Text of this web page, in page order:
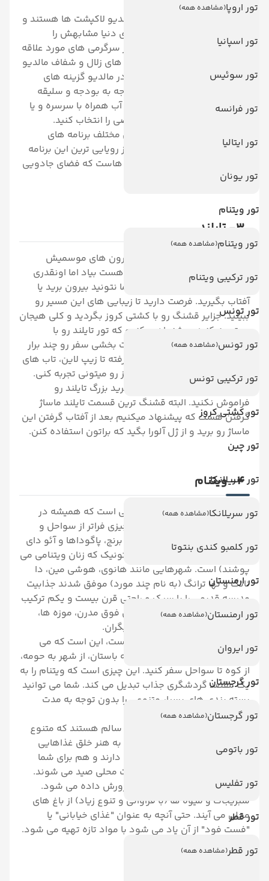
تور اروپا(مشاهده همه)
تور اسپانیا
تور سوئیس
تور فرانسه
تور ایتالیا
تور یونان
تور ویتنام
تور ویتنام(مشاهده همه)
تور ترکیبی ویتنام
تور تونس
تور تونس(مشاهده همه)
تور ترکیبی تونس
تور کشتی کروز
تور چین
تور سریلانکا
تور سریلانکا(مشاهده همه)
تور کلمبو کندی بنتوتا
تور ارمنستان
تور ارمنستان(مشاهده همه)
تور ایروان
تور گرجستان
تور گرجستان(مشاهده همه)
تور باتومی
تور تفلیس
تور قطر
تور قطر(مشاهده همه)
یکی از جاذبه های بسیار زیبا مالدیو لاکپشت ها هستند و
دنیای زیر آب آن که در هیچ کجای دنیا مشابهش را
نخواهید دید. اگر غواصی یکی از سرگرمی های مورد علاقه
شماست قطعا باید دنیای زیر آب های زلال و شفاف مالدیو
را تجربه کنید. برای انتخاب هتل در مالدیو گزینه های
مختلفی وجود دارد که شما باتوجه به بودجه و سلیقه
خودتون می تونید ویلاهای روی آب همراه با سرسره و یا
ویلاهای ساحلی با استخر اختصاصی را انتخاب کنید.
همانطور که گفته شد هتل های مختلف برنامه های
مختلفی را ارائه می دهند، یکی از رویایی ترین این برنامه
ها شام رومانتیک زیر نور ستاره هاست که فضای جادویی
را برای شما رقم می زند.
3- تایلند
توی عید هوای تایلند هنوز به بارون های موسمیش
نرسیده. البته یکم بارون ممکن هست بیاد اما اونقدری
نیست که آزار دهنده باشه و شما نتونید بیرون برید یا
آفتاب بگیرید. فرصت دارید تا زیبایی های این مسیر رو
ببینید. جزایر قشنگ رو با کشتی کروز بگردید و کلی هیجان
رو تجربه کنید. پیشنهاد میکنیم که تور تایلند رو با
دوستاتون برید که هیجان و لذت بخشی سفر رو چند برار
می کنه. از تفریحات ام تی وی گرفته تا زیپ لاین، تاب های
ماورایی و کلاس آشپزی همه چیز رو میتونی تجربه کنی.
بازدید از معابد و خرید از مراکز خرید بزرگ تایلند رو
فراموش نکنید. البته قشنگ ترین قسمت تایلند ماساژ
گرفتن هست که پیشنهاد میکنیم بعد از آفتاب گرفتن این
ماساژ رو برید و از ژل آلورا بگید که براتون استفاده کنن.
4- ویتنام
سفر به آسیای شرقی از سفرهایی است که همیشه در
خاطرتان می ماند. البته، ویتنام چیزی فراتر از سواحل و
جنگل ها، شالیزارها و آبشارهای برنج، پاگوداها و آئو دای
(کت و شلوار سنتی ابریشمی و تونیک که زنان ویتنامی می
پوشند) است. شهرهایی مانند هانوی، هوشی مین، دا
نانگ و نها ترانگ (به نام چند مورد) موفق شدند جذابیت
مدرسه قدیمی را با سبک و راحتی قرن بیست و یکم ترکیب
کنند. هتل ها و استراحتگاه های فوق مدرن، موزه ها،
سینماها، کلوپ های شبانه و دیگران.
چیزی که منحصر به فرد ویتنام است، این است که می
توانید به طور یکپارچه از مدرن به باستان، از شهر به حومه،
از کوه تا سواحل سفر کنید. این چیزی است که ویتنام را به
یک مقصد گردشگری جذاب تبدیل می کند. شما می توانید
بسته بندی های بسیار متنوعی را بدون توجه به مدت
اقامت خود بسته بندی کنید.
غذاهای ویتنامی به همان اندازه سالم هستند که متنوع
هستند. ویتنامی ها توانسته اند به هنر خلق غذاهایی
مسلط شوند که هم طعم خوبی دارند و هم برای شما
مفید هستند. ماهی ها به صورت محلی صید می شوند.
گوشت و مرغ به صورت محلی پرورش داده می شود.
سبزیجات و میوه ها (با فراوانی و تنوع زیاد) از باغ های
محلی می آیند. حتی آنچه به عنوان "غذای خیابانی" یا
"فست فود" از آن یاد می شود با مواد تازه تهیه می شود.